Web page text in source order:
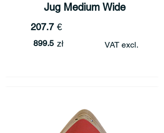
Jug Medium Wide
207.7 €
899.5 zł VAT excl.